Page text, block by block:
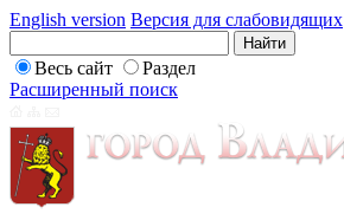
English version Версия для слабовидящих
Весь сайт
Раздел
Расширенный поиск